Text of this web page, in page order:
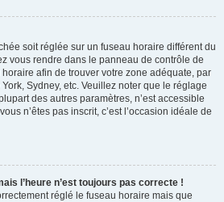
soit réglée sur un fuseau horaire différent du
vous rendre dans le panneau de contrôle de
horaire afin de trouver votre zone adéquate, par
Sydney, etc. Veuillez noter que le réglage
des autres paramètres, n’est accessible
n’êtes pas inscrit, c’est l’occasion idéale de
l’heure n’est toujours pas correcte !
réglé le fuseau horaire mais que